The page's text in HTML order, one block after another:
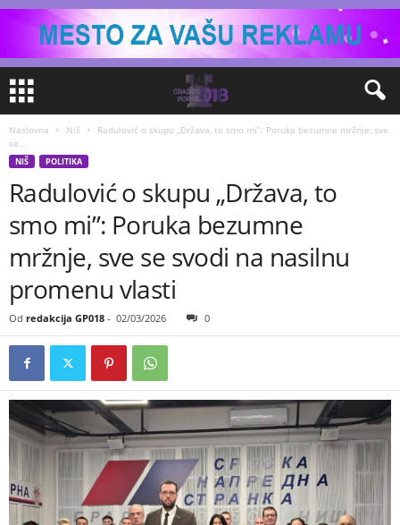
Naslovna Niš
Radulović o skupu „Država, to smo mi”: Poruka bezumne mržnje, sve
se...
NIŠ POLITIKA
Radulović o skupu „Država, to
smo mi”: Poruka bezumne
mržnje, sve se svodi na nasilnu
promenu vlasti
Od redakcija GP018 - 02/03/2026 0